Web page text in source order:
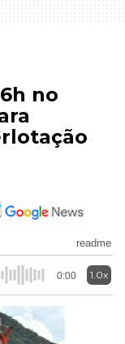
no
readme
0:00 1.0x